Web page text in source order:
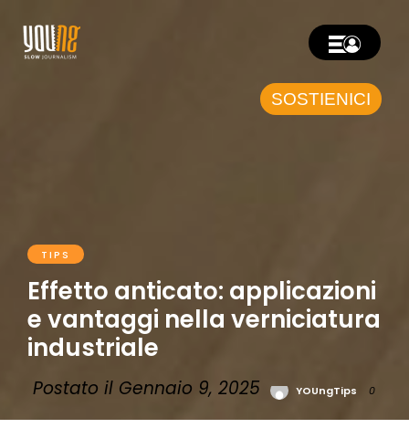
SOSTIENICI
TIPS
Effetto anticato: applicazioni
e vantaggi nella verniciatura
industriale
Postato il Gennaio 9, 2025 YOUngTips 0